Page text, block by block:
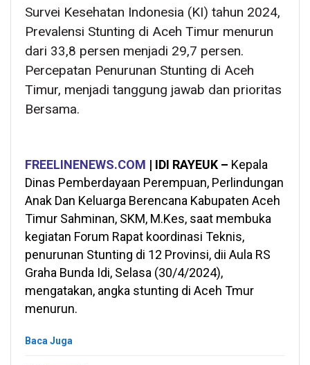
Survei Kesehatan Indonesia (KI) tahun 2024,
Prevalensi Stunting di Aceh Timur menurun
dari 33,8 persen menjadi 29,7 persen.
Percepatan Penurunan Stunting di Aceh
Timur, menjadi tanggung jawab dan prioritas
Bersama.
FREELINENEWS.COM | IDI RAYEUK – Kepala
Dinas Pemberdayaan Perempuan, Perlindungan
Anak Dan Keluarga Berencana Kabupaten Aceh
Timur Sahminan, SKM, M.Kes, saat membuka
kegiatan Forum Rapat koordinasi Teknis,
penurunan Stunting di 12 Provinsi, dii Aula RS
Graha Bunda Idi, Selasa (30/4/2024),
mengatakan, angka stunting di Aceh Tmur
menurun.
Baca Juga